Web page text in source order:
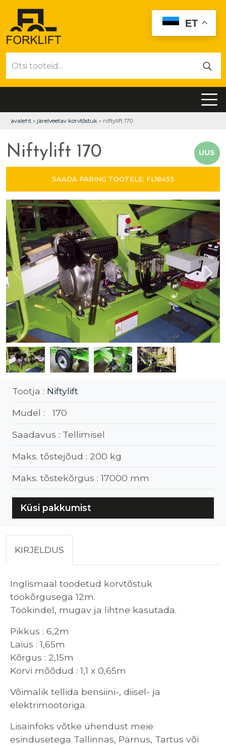
avaleht » järelveetav korvtõstuk » niftylift 170
Niftylift 170 UUS
SAADA PÄRING TOOTELE: FL18453
Tootja : Niftylift
Mudel : 170
Saadavus : Tellimisel
Maks. tõstejõud : 200 kg
Maks. tõstekõrgus : 17000 mm
Küsi pakkumist
KIRJELDUS
Inglismaal toodetud korvtõstuk
töökõrgusega 12m.
Töökindel, mugav ja lihtne kasutada.
Pikkus : 6,2m
Laius : 1,65m
Kõrgus : 2,15m
Korvi mõõdud : 1,1 x 0,65m
Võimalik tellida bensiini-, diisel- ja
elektrimootoriga.
Lisainfoks võtke ühendust meie
esindusetega Tallinnas, Pärnus, Tartus või
ET